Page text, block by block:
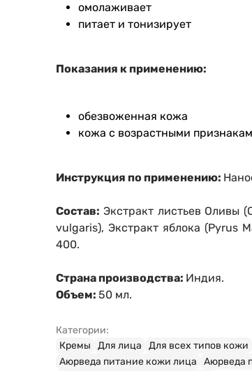
омолаживает
питает и тонизирует
Показания к применению:
обезвоженная кожа
кожа с возрастными
Инструкция по применению:
Состав: Экстракт листьев Оливы
vulgaris), Экстракт яблока (Pyrus
400.
Страна производства: Индия.
Объем: 50 мл.
Категории:
Кремы
Для лица Для всех типов кожи
Аюрведа питание кожи лица
Аюрведа